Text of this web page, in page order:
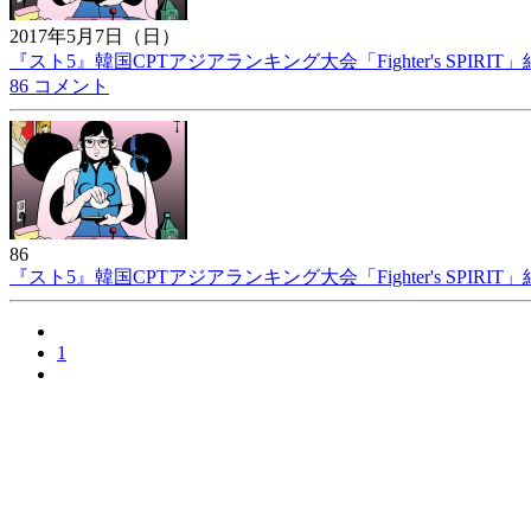
2017年5月7日（日）
『スト5』韓国CPTアジアランキング大会「Fighter's SPIRIT」
86 コメント
86
『スト5』韓国CPTアジアランキング大会「Fighter's SPIRIT」
1